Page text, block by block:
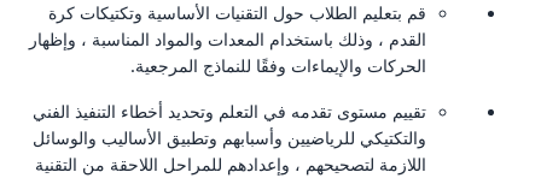
قم بتعليم الطلاب حول التقنيات الأساسية وتكتيكات كرة
القدم ، وذلك باستخدام المعدات والمواد المناسبة ، وإظهار
الحركات والإيماءات وفقًا للنماذج المرجعية.
تقييم مستوى تقدمه في التعلم وتحديد أخطاء التنفيذ الفني
والتكتيكي للرياضيين وأسبابهم وتطبيق الأساليب والوسائل
اللازمة لتصحيحهم ، وإعدادهم للمراحل اللاحقة من التقنية